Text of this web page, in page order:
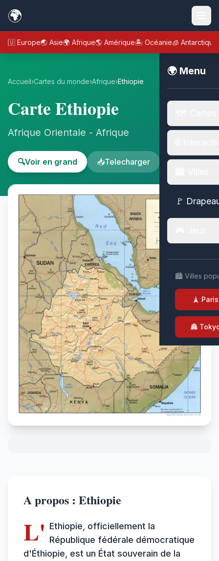
🌍
🇪🇺 Europe🌏 Asie🌍 Afrique🌎 Amérique🏝️ Océanie🧊 Antarctique
🌍 Menu
🚩
🏙️ Villes
🗼 Paris
🏯
Accueil›Cartes du monde›Afrique›Ethiopie
Carte Ethiopie
Afrique Orientale - Afrique
🔍Voir en grand 📥Telecharger
A propos : Ethiopie
L' Ethiopie, officiellement la
République fédérale démocratique
d'Éthiopie, est un État souverain de la